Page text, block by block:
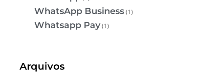
WhatsApp Business(1)
Whatsapp Pay(1)
Arquivos